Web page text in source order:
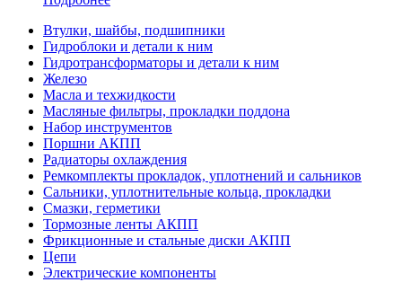
Втулки, шайбы, подшипники
Гидроблоки и детали к ним
Гидротрансформаторы и детали к ним
Железо
Масла и техжидкости
Масляные фильтры, прокладки поддона
Набор инструментов
Поршни АКПП
Радиаторы охлаждения
Ремкомплекты прокладок, уплотнений и сальников
Сальники, уплотнительные кольца, прокладки
Смазки, герметики
Тормозные ленты АКПП
Фрикционные и стальные диски АКПП
Цепи
Электрические компоненты